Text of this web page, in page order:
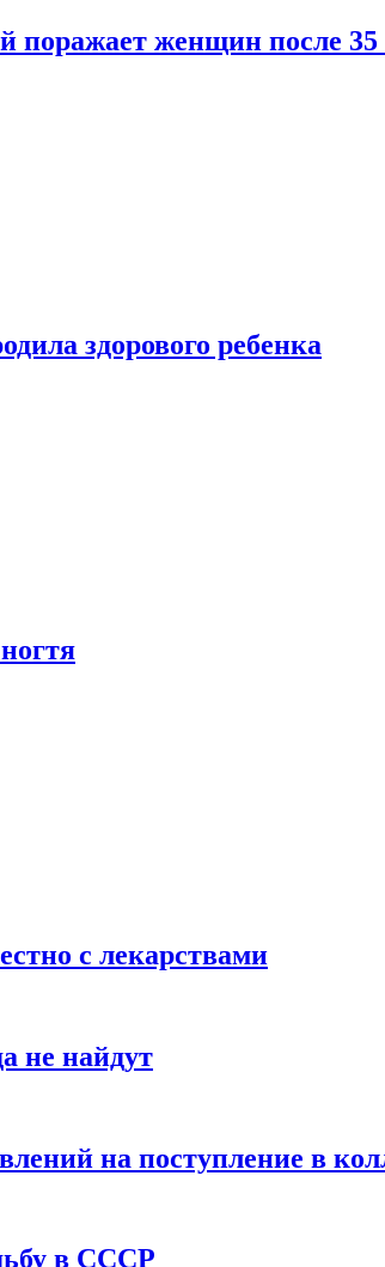
поражает женщин после 35
здорового ребенка
с лекарствами
не найдут
на поступление в
в СССР